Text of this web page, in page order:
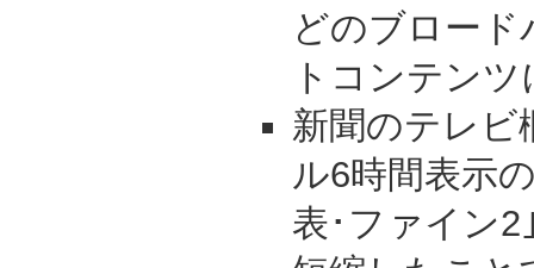
どのブロー
トコンテン
新聞のテレビ
ル6時間表示
表･ファイン2